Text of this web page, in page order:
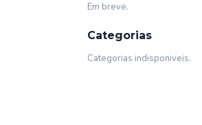
Em breve.
Categorias
Categorias indisponiveis.